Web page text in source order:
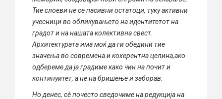
Тие слоеви не се пасивни остатоци, туку активни
учесници во обликувањето на идентитетот на
градот и на нашата колективна свест.
Архитектурата има моќ да ги обедини тие
значења во современа и кохерентна целина,ако
одбереме да ја градиме како чин на почит и
континуитет, а не на бришење и заборав.
Но денес, сè почесто сведочиме на редукција на